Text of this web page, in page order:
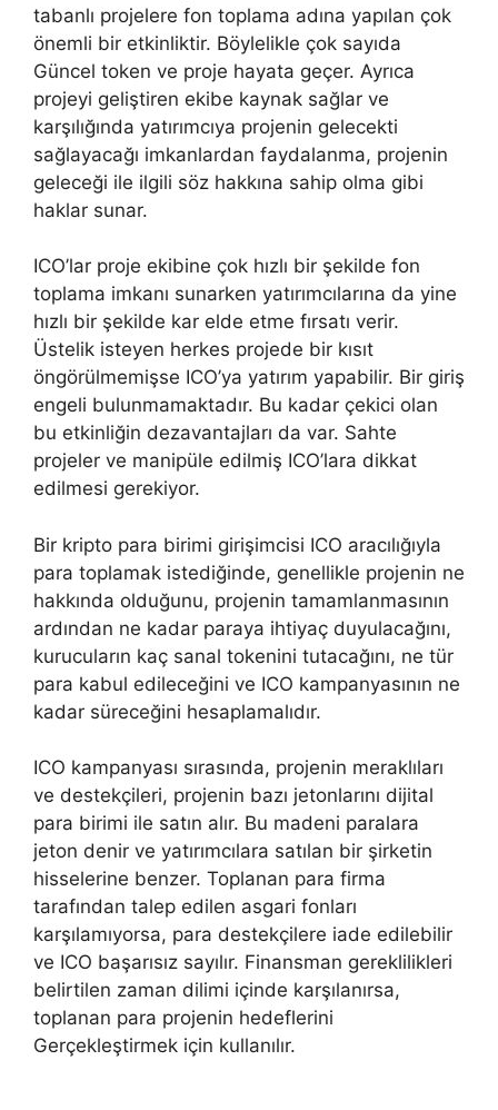
tabanlı projelere fon toplama adına yapılan çok
önemli bir etkinliktir. Böylelikle çok sayıda
Güncel token ve proje hayata geçer. Ayrıca
projeyi geliştiren ekibe kaynak sağlar ve
karşılığında yatırımcıya projenin gelecekti
sağlayacağı imkanlardan faydalanma, projenin
geleceği ile ilgili söz hakkına sahip olma gibi
haklar sunar.
ICO’lar proje ekibine çok hızlı bir şekilde fon
toplama imkanı sunarken yatırımcılarına da yine
hızlı bir şekilde kar elde etme fırsatı verir.
Üstelik isteyen herkes projede bir kısıt
öngörülmemişse ICO’ya yatırım yapabilir. Bir giriş
engeli bulunmamaktadır. Bu kadar çekici olan
bu etkinliğin dezavantajları da var. Sahte
projeler ve manipüle edilmiş ICO’lara dikkat
edilmesi gerekiyor.
Bir kripto para birimi girişimcisi ICO aracılığıyla
para toplamak istediğinde, genellikle projenin ne
hakkında olduğunu, projenin tamamlanmasının
ardından ne kadar paraya ihtiyaç duyulacağını,
kurucuların kaç sanal tokenini tutacağını, ne tür
para kabul edileceğini ve ICO kampanyasının ne
kadar süreceğini hesaplamalıdır.
ICO kampanyası sırasında, projenin meraklıları
ve destekçileri, projenin bazı jetonlarını dijital
para birimi ile satın alır. Bu madeni paralara
jeton denir ve yatırımcılara satılan bir şirketin
hisselerine benzer. Toplanan para firma
tarafından talep edilen asgari fonları
karşılamıyorsa, para destekçilere iade edilebilir
ve ICO başarısız sayılır. Finansman gereklilikleri
belirtilen zaman dilimi içinde karşılanırsa,
toplanan para projenin hedeflerini
Gerçekleştirmek için kullanılır.